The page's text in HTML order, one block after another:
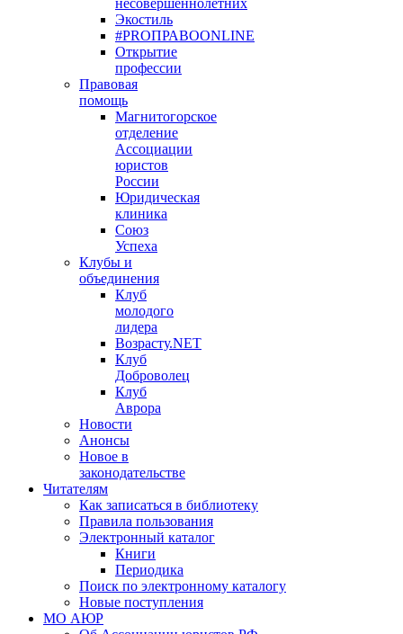
несовершеннолетних
Экостиль
#PROПРАВОONLINE
Открытие
профессии
Правовая
помощь
Магнитогорское
отделение
Ассоциации
юристов
России
Юридическая
клиника
Союз
Успеха
Клубы и
объединения
Клуб
молодого
лидера
Возрасту.NET
Клуб
Доброволец
Клуб
Аврора
Новости
Анонсы
Новое в
законодательстве
Читателям
Как записаться в библиотеку
Правила пользования
Электронный каталог
Книги
Периодика
Поиск по электронному каталогу
Новые поступления
МО АЮР